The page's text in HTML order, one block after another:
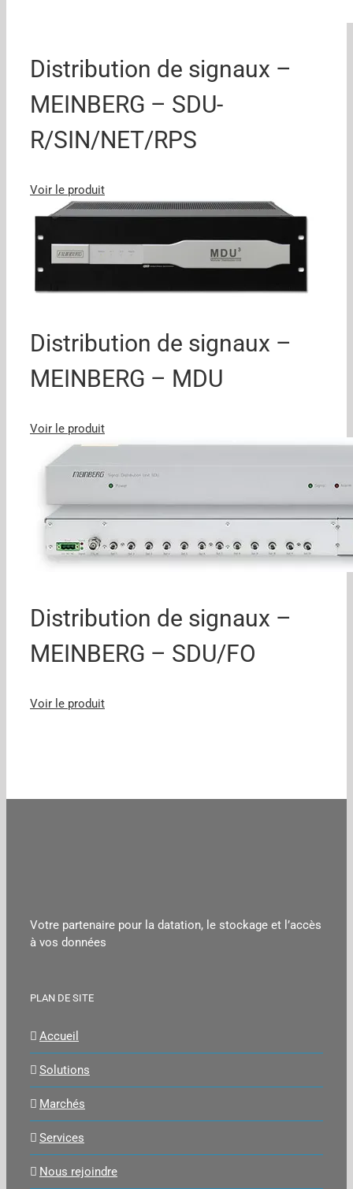
Distribution de signaux –
MEINBERG – SDU-
R/SIN/NET/RPS
Voir le produit
Distribution de signaux –
MEINBERG – MDU
Voir le produit
Distribution de signaux –
MEINBERG – SDU/FO
Voir le produit
Votre partenaire pour la datation, le stockage et l’accès
à vos données
PLAN DE SITE
Accueil
Solutions
Marchés
Services
Nous rejoindre